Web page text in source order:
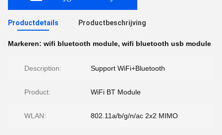
Productdetails Productbeschrijving
Markeren: wifi bluetooth module, wifi bluetooth usb module
Description: Support WiFi+Bluetooth
Product: WiFi BT Module
WLAN: 802.11a/b/g/n/ac 2x2 MIMO